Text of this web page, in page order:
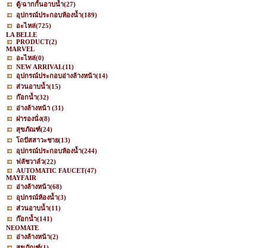
ตู้/ฉากกั้นอาบน้ำ(27)
อุปกรณ์ประกอบห้องน้ำ(189)
อะไหล่(725)
LA BELLE
PRODUCT(2)
MARVEL
อะไหล่(0)
NEW ARRIVAL(11)
อุปกรณ์ประกอบอ่างล้างหน้า(14)
ส่วนอาบน้ำ(15)
ก๊อกน้ำ(32)
อ่างล้างหน้า (31)
ฝารองนั่ง(8)
สุขภัณฑ์(24)
โถปัสสาวะชาย(13)
อุปกรณ์ประกอบห้องน้ำ(244)
ฟลัชวาล์ว(22)
AUTOMATIC FAUCET(47)
MAYFAIR
อ่างล้างหน้า(68)
อุปกรณ์ห้องน้ำ(3)
ส่วนอาบน้ำ(11)
ก๊อกน้ำ(141)
NEOMATE
อ่างล้างหน้า(2)